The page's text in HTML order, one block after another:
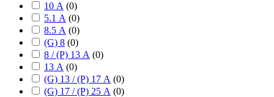
10 А (0)
5.1 А (0)
8.5 А (0)
(G) 8 (0)
8 / (P) 13 А (0)
13 А (0)
(G) 13 / (P) 17 А (0)
(G) 17 / (P) 25 А (0)